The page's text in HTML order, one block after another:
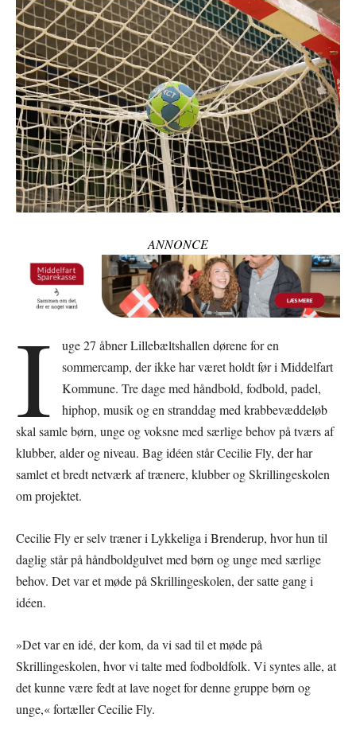
ANNONCE
I
uge 27 åbner Lillebæltshallen dørene for en
sommercamp, der ikke har været holdt før i Middelfart
Kommune. Tre dage med håndbold, fodbold, padel,
hiphop, musik og en stranddag med krabbevæddeløb
skal samle børn, unge og voksne med særlige behov på tværs af
klubber, alder og niveau. Bag idéen står Cecilie Fly, der har
samlet et bredt netværk af trænere, klubber og Skrillingeskolen
om projektet.
Cecilie Fly er selv træner i Lykkeliga i Brenderup, hvor hun til
daglig står på håndboldgulvet med børn og unge med særlige
behov. Det var et møde på Skrillingeskolen, der satte gang i
idéen.
»Det var en idé, der kom, da vi sad til et møde på
Skrillingeskolen, hvor vi talte med fodboldfolk. Vi syntes alle, at
det kunne være fedt at lave noget for denne gruppe børn og
unge,« fortæller Cecilie Fly.